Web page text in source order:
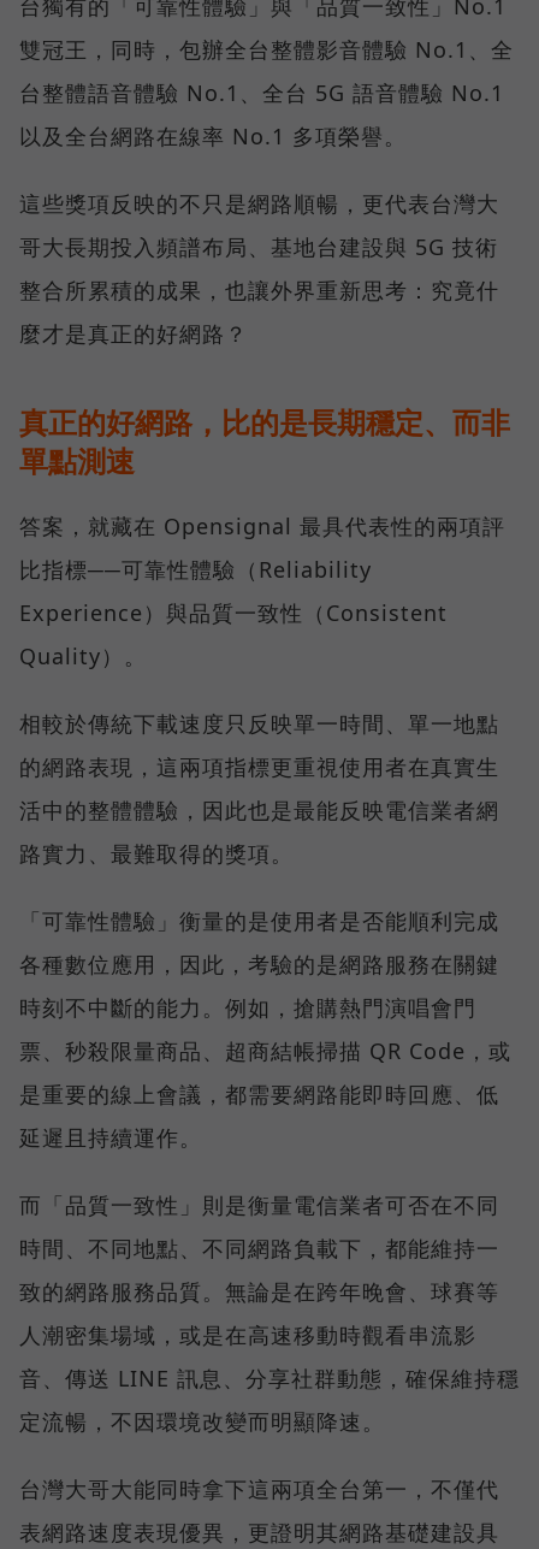
台獨有的「可靠性體驗」與「品質一致性」No.1
雙冠王，同時，包辦全台整體影音體驗 No.1、全
台整體語音體驗 No.1、全台 5G 語音體驗 No.1
以及全台網路在線率 No.1 多項榮譽。
這些獎項反映的不只是網路順暢，更代表台灣大
哥大長期投入頻譜布局、基地台建設與 5G 技術
整合所累積的成果，也讓外界重新思考：究竟什
麼才是真正的好網路？
真正的好網路，比的是長期穩定、而非
單點測速
答案，就藏在 Opensignal 最具代表性的兩項評
比指標──可靠性體驗（Reliability
Experience）與品質一致性（Consistent
Quality）。
相較於傳統下載速度只反映單一時間、單一地點
的網路表現，這兩項指標更重視使用者在真實生
活中的整體體驗，因此也是最能反映電信業者網
路實力、最難取得的獎項。
「可靠性體驗」衡量的是使用者是否能順利完成
各種數位應用，因此，考驗的是網路服務在關鍵
時刻不中斷的能力。例如，搶購熱門演唱會門
票、秒殺限量商品、超商結帳掃描 QR Code，或
是重要的線上會議，都需要網路能即時回應、低
延遲且持續運作。
而「品質一致性」則是衡量電信業者可否在不同
時間、不同地點、不同網路負載下，都能維持一
致的網路服務品質。無論是在跨年晚會、球賽等
人潮密集場域，或是在高速移動時觀看串流影
音、傳送 LINE 訊息、分享社群動態，確保維持穩
定流暢，不因環境改變而明顯降速。
台灣大哥大能同時拿下這兩項全台第一，不僅代
表網路速度表現優異，更證明其網路基礎建設具